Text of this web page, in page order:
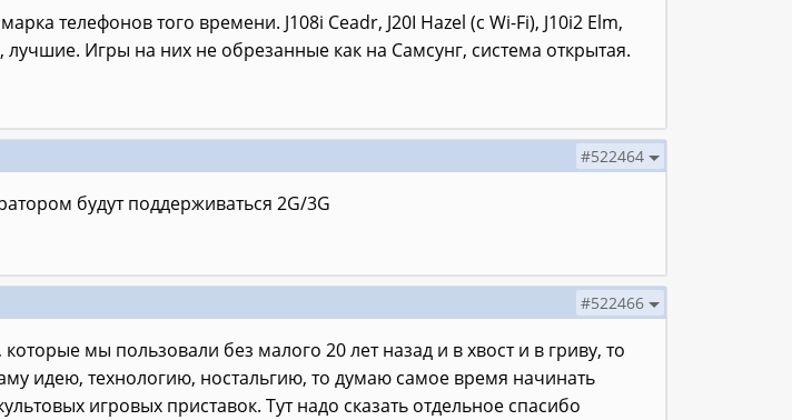
телефонов того времени. J108i Ceadr, J20I Hazel (с Wi-Fi), J10i2 Elm,
Игры на них не обрезанные как на Самсунг, система открытая.
#522464
будут поддерживаться 2G/3G
#522466
мы пользовали без малого 20 лет назад и в хвост и в гриву, то
идею, технологию, ностальгию, то думаю самое время начинать
игровых приставок. Тут надо сказать отдельное спасибо